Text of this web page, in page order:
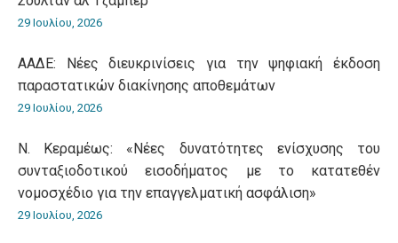
29 Ιουλίου, 2026
ΑΑΔΕ: Νέες διευκρινίσεις για την ψηφιακή έκδοση
παραστατικών διακίνησης αποθεμάτων
29 Ιουλίου, 2026
Ν. Κεραμέως: «Νέες δυνατότητες ενίσχυσης του
συνταξιοδοτικού εισοδήματος με το κατατεθέν
νομοσχέδιο για την επαγγελματική ασφάλιση»
29 Ιουλίου, 2026